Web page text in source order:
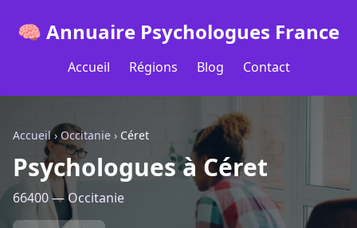
🧠 Annuaire Psychologues France
Accueil Régions Blog Contact
Accueil› Occitanie › Céret
Psychologues à Céret
66400 — Occitanie